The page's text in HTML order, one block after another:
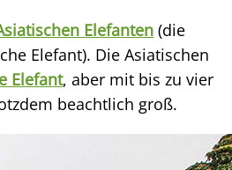
Elefanten (die
Elefant). Die Asiatischen
Elefant, aber mit bis zu vier
beachtlich groß.